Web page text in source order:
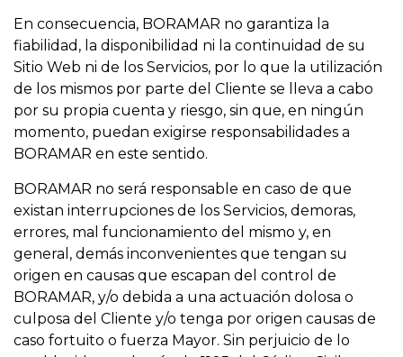
En consecuencia, BORAMAR no garantiza la
fiabilidad, la disponibilidad ni la continuidad de su
Sitio Web ni de los Servicios, por lo que la utilización
de los mismos por parte del Cliente se lleva a cabo
por su propia cuenta y riesgo, sin que, en ningún
momento, puedan exigirse responsabilidades a
BORAMAR en este sentido.
BORAMAR no será responsable en caso de que
existan interrupciones de los Servicios, demoras,
errores, mal funcionamiento del mismo y, en
general, demás inconvenientes que tengan su
origen en causas que escapan del control de
BORAMAR, y/o debida a una actuación dolosa o
culposa del Cliente y/o tenga por origen causas de
caso fortuito o fuerza Mayor. Sin perjuicio de lo